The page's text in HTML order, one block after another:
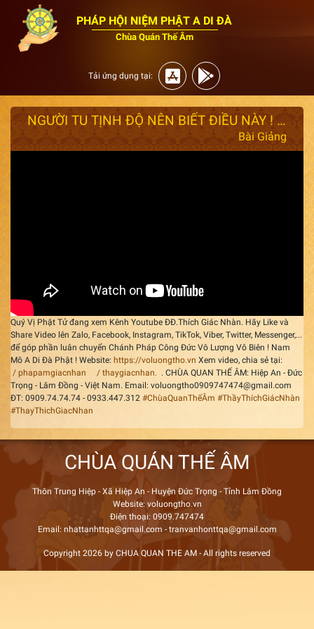
PHÁP HỘI NIỆM PHẬT A DI ĐÀ
Chùa Quán Thế Âm
Tải ứng dụng tại:
NGƯỜI TU TỊNH ĐỘ NÊN BIẾT ĐIỀU NÀY ! - THƯỢNG TOẠ THÍCH GIÁC NHÀN THUYẾT GIẢNG
Bài Giảng
Quý Vị Phật Tử đang xem Kênh Youtube ĐĐ.Thích Giác Nhàn. Hãy Like và
Share Video lên Zalo, Facebook, Instagram, TikTok, Viber, Twitter, Messenger,...
để góp phần luân chuyển Chánh Pháp Công Đức Vô Lượng Vô Biên ! Nam
Mô A Di Đà Phật ! Website: https://voluongtho.vn Xem video, chia sẻ tại:
/ phapamgiacnhan
/ thaygiacnhan. . CHÙA QUAN THẾ ÂM: Hiệp An - Đức
Trọng - Lâm Đồng - Việt Nam. Email: voluongtho0909747474@gmail.com
ĐT: 0909.74.74.74 - 0933.447.312 #ChùaQuanThếÂm #ThầyThíchGiácNhàn
#ThayThichGiacNhan
CHÙA QUÁN THẾ ÂM
Thôn Trung Hiệp - Xã Hiệp An - Huyện Đức Trọng - Tỉnh Lâm Đồng
Website: voluongtho.vn
Điện thoại: 0909.747474
Email: nhattanhttqa@gmail.com - tranvanhonttqa@gmail.com
Copyright 2026 by CHUA QUAN THE AM - All rights reserved